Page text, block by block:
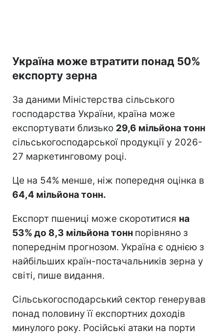
Україна може втратити понад 50%
експорту зерна
За даними Міністерства сільського
господарства України, країна може
експортувати близько 29,6 мільйона тонн
сільськогосподарської продукції у 2026-
27 маркетинговому році.
Це на 54% менше, ніж попередня оцінка в
64,4 мільйона тонн.
Експорт пшениці може скоротитися на
53% до 8,3 мільйона тонн порівняно з
попереднім прогнозом. Україна є однією з
найбільших країн-постачальників зерна у
світі, пише видання.
Сільськогосподарський сектор генерував
понад половину її експортних доходів
минулого року. Російські атаки на порти